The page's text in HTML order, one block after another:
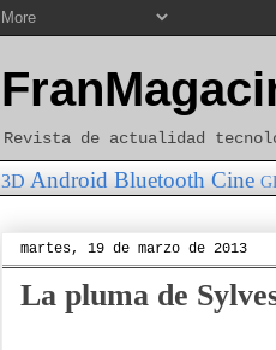
Revista de actualidad
3D Android Bluetooth Cine
martes, 19 de marzo de 2013
La pluma de